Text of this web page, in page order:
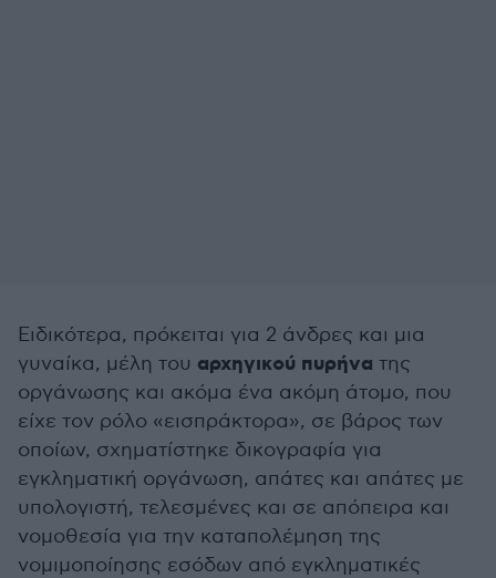
Ειδικότερα, πρόκειται για 2 άνδρες και μια
γυναίκα, μέλη του αρχηγικού πυρήνα της
οργάνωσης και ακόμα ένα ακόμη άτομο, που
είχε τον ρόλο «εισπράκτορα», σε βάρος των
οποίων, σχηματίστηκε δικογραφία για
εγκληματική οργάνωση, απάτες και απάτες με
υπολογιστή, τελεσμένες και σε απόπειρα και
νομοθεσία για την καταπολέμηση της
νομιμοποίησης εσόδων από εγκληματικές